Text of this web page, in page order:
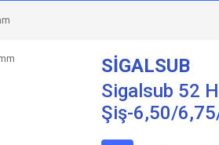
SİGALSUB
Sigalsub 52
Şiş-6,50/